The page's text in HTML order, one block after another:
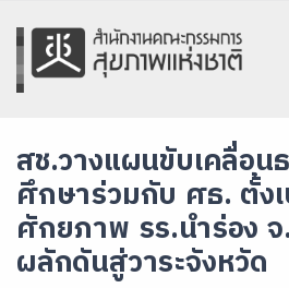
สช.วางแผนขับเคลื่อ
ศึกษาร่วมกับ ศธ. ตั้ง
ศักยภาพ รร.นำร่อง
ผลักดันสู่วาระจังหวัด